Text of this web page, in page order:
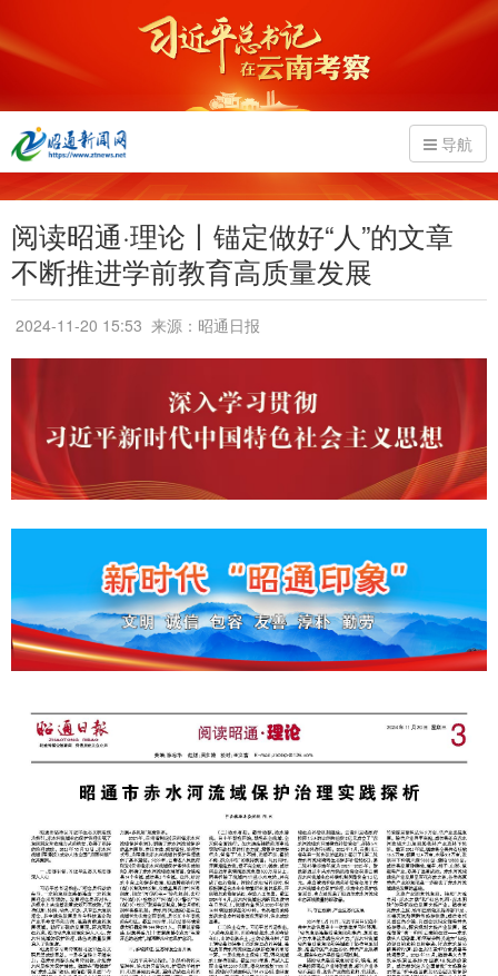
导航
阅读昭通·理论丨锚定做好“人”的文章
不断推进学前教育高质量发展
2024-11-20 15:53 来源：昭通日报